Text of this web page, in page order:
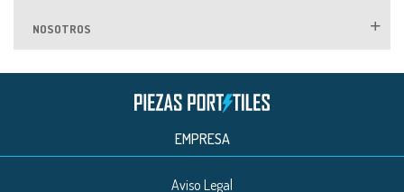
NOSOTROS
EMPRESA
Aviso Legal